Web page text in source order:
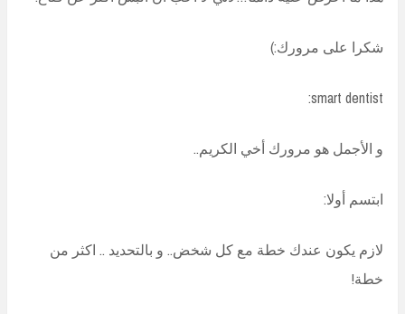
شكرا على مرورك:)
smart dentist:
و الأجمل هو مرورك أخي الكريم..
ابتسم أولا:
لازم يكون عندك خطة مع كل شخض.. و بالتحديد .. اكثر من
خطة!